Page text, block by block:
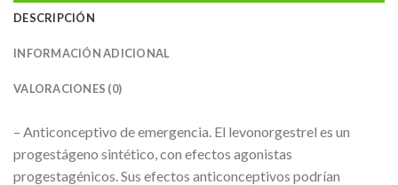
DESCRIPCIÓN
INFORMACIÓN ADICIONAL
VALORACIONES (0)
– Anticonceptivo de emergencia. El levonorgestrel es un
progestágeno sintético, con efectos agonistas
progestagénicos. Sus efectos anticonceptivos podrían